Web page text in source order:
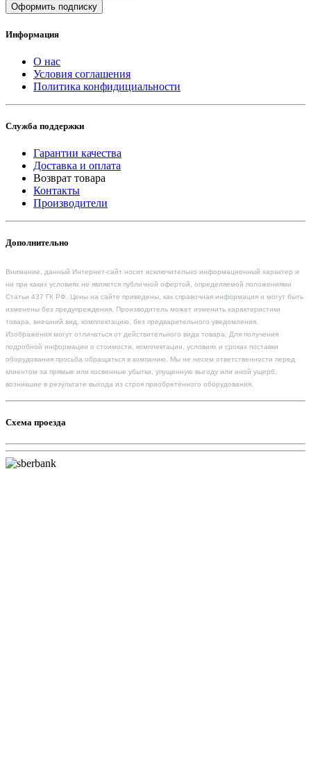
Оформить подписку
Информация
О нас
Условия соглашения
Политика конфидициальности
Служба поддержки
Гарантии качества
Доставка и оплата
Возврат товара
Контакты
Производители
Дополнительно
Внимание, данный Интернет-сайт носит исключительно информационный характер и
ни при каких условиях не является публичной офертой, определяемой положениями
Статьи 437 ГК РФ. Цены на сайте приведены, как справочная информация и могут быть
изменены без предупреждения. Производитель может изменить характеристики
товара, внешний вид, комплектацию, без предварительного уведомления.
Изображения могут отличаться от действительного вида товара. Для получения
подробной информации о стоимости, комплектации, условиях и сроках поставки
оборудования просьба обращаться в компанию. Мы не несем ответственности перед
клиентом за прямые или косвенные убытки, упущенную выгоду или иной ущерб,
возникшие в результате выхода из строя приобретенного оборудования.
Схема проезда